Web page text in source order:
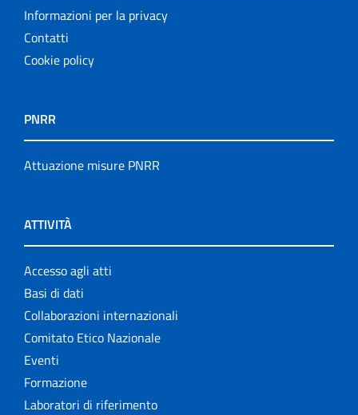
Informazioni per la privacy
Contatti
Cookie policy
PNRR
Attuazione misure PNRR
ATTIVITÀ
Accesso agli atti
Basi di dati
Collaborazioni internazionali
Comitato Etico Nazionale
Eventi
Formazione
Laboratori di riferimento